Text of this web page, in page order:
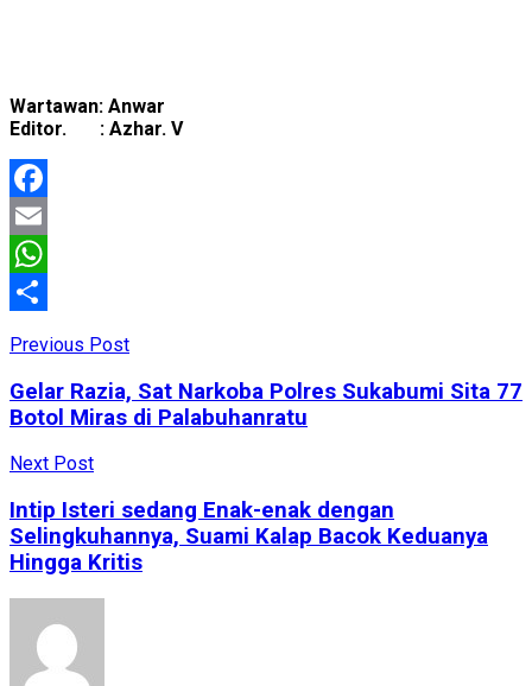
Wartawan: Anwar
Editor. : Azhar. V
Facebook
Email
WhatsApp
Previous Post
Gelar Razia, Sat Narkoba Polres Sukabumi Sita 77
Botol Miras di Palabuhanratu
Next Post
Intip Isteri sedang Enak-enak dengan
Selingkuhannya, Suami Kalap Bacok Keduanya
Hingga Kritis